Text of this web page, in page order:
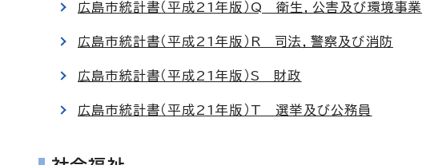
広島市統計書（平成21年版）Q 衛生，公害及び環境事業
広島市統計書（平成21年版）R 司法，警察及び消防
広島市統計書（平成21年版）S 財政
広島市統計書（平成21年版）T 選挙及び公務員